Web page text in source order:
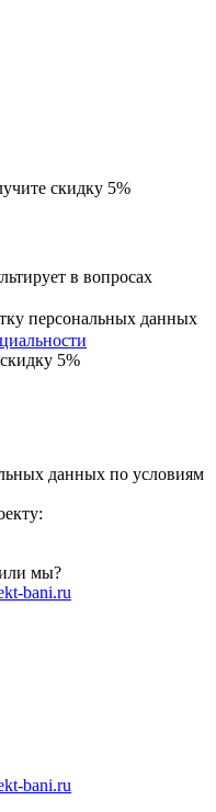
скидку 5%
в вопросах
персональных данных
5%
данных по условиям
мы?
bani.ru
bani.ru